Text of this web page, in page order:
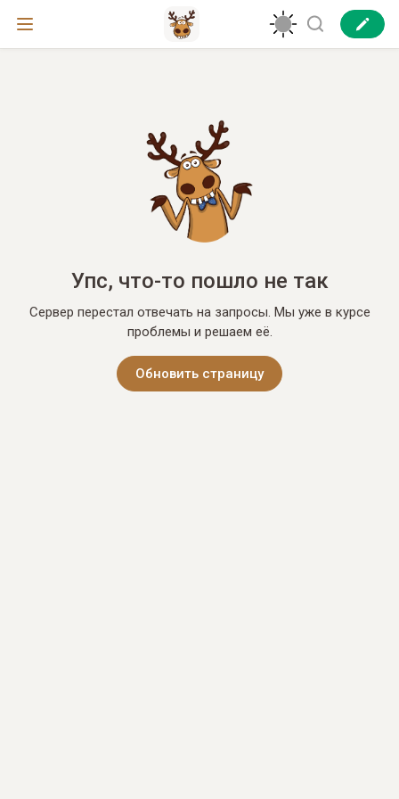
Упс, что-то пошло не так
Сервер перестал отвечать на запросы. Мы уже в курсе
проблемы и решаем её.
Обновить страницу